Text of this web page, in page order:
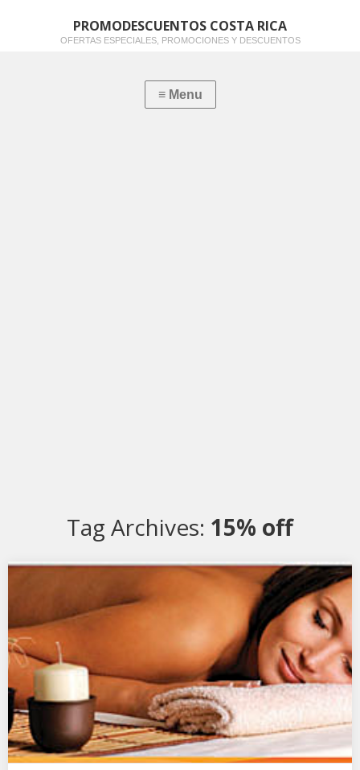
PROMODESCUENTOS COSTA RICA
OFERTAS ESPECIALES, PROMOCIONES Y DESCUENTOS
Tag Archives: 15% off